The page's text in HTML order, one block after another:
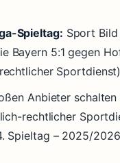
Spieltag: Sport
Bayern 5:1 gegen
Anbieter
rechtlicher
Spieltag – 2025/